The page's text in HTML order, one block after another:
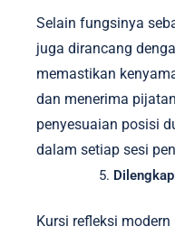
Selain fungsinya
juga dirancang
memastikan
dan menerima
penyesuaian posisi
dalam setiap sesi
Kursi refleksi